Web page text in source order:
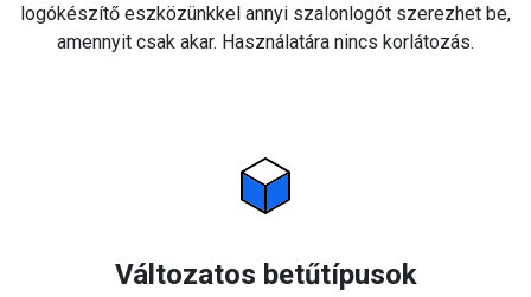
logókészítő eszközünkkel annyi szalonlogót szerezhet be,
amennyit csak akar. Használatára nincs korlátozás.
Változatos betűtípusok